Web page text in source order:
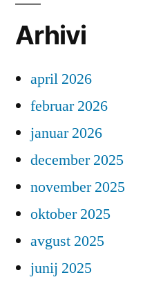
Arhivi
april 2026
februar 2026
januar 2026
december 2025
november 2025
oktober 2025
avgust 2025
junij 2025